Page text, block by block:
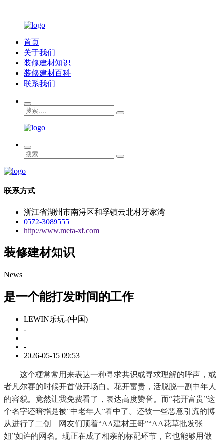
首页
关于我们
装修建材知识
装修建材百科
联系我们
联系方式
浙江省湖州市南浔区和孚镇云北村牙家湾
0572-3089555
http://www.meta-xf.com
装修建材知识
News
是一个能打发时间的工作
LEWIN乐玩-(中国)
-
-
2026-05-15 09:53
这个梗常常用来表达一种寻求共识或寻求理解的呼声，或
者凡尔赛的时候开首做开场白。花开富贵，活脱脱一副中年人
的容貌。竟然让我免费看了，表达高度赞誉。而“花开富贵”这
个名字还暗指是被“中老年人”看中了。还被一些恶意引流的博
从进行了二创，网友们顶着“AA建材王哥”“AA花草批发张
姐”如许的网名。现正在成了相亲的标配环节，它也能够用做